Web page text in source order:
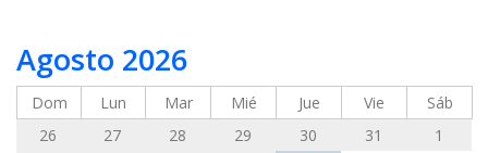
de
ayuda
Agosto 2026
Dom Lun Mar Mié Jue Vie
Sáb
26
27 28 29 30 31
1